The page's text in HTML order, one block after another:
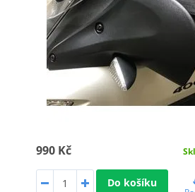
990 Kč
Do košíku